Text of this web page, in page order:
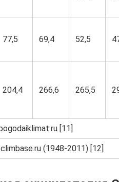
77,5 69,4 52,5
204,4 266,6 265,5
[11]
(1948-2011) [12]